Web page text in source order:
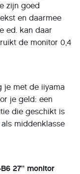
zijn goed
en daarmee
ed. kan daar
de monitor 0,4
je met de iiyama
je geld: een
die geschikt is
middenklasse
27” monitor